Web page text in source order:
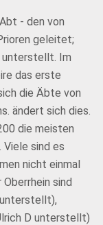
- den von
geleitet;
unterstellt. Im
das erste
die Äbte von
ändert sich dies.
die meisten
Viele sind es
nicht einmal
sind
D unterstellt)